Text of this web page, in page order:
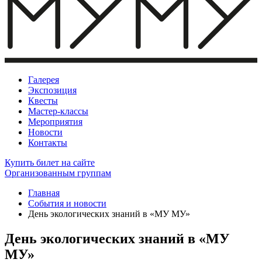
Галерея
Экспозиция
Квесты
Мастер-классы
Мероприятия
Новости
Контакты
Купить билет на сайте
Организованным группам
Главная
События и новости
День экологических знаний в «МУ МУ»
День экологических знаний в «МУ
МУ»